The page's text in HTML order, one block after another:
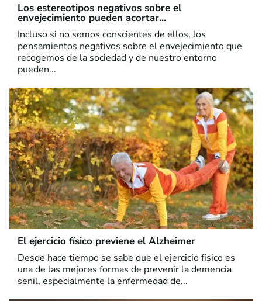
Los estereotipos negativos sobre el
envejecimiento pueden acortar...
Incluso si no somos conscientes de ellos, los
pensamientos negativos sobre el envejecimiento que
recogemos de la sociedad y de nuestro entorno
pueden...
El ejercicio físico previene el Alzheimer
Desde hace tiempo se sabe que el ejercicio físico es
una de las mejores formas de prevenir la demencia
senil, especialmente la enfermedad de...